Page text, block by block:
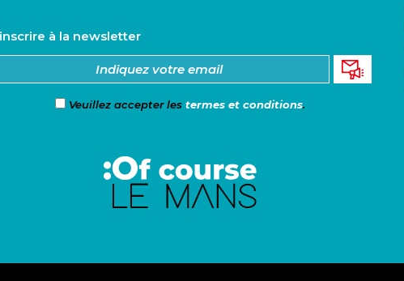
à la newsletter
Veuillez accepter lestermes et conditions.